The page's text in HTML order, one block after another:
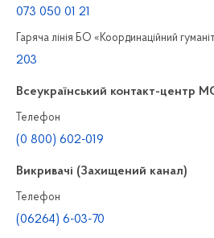
073 050 01 21
Гаряча лінія БО «Координаційний
203
Всеукраїнський контакт-центр
Телефон
(0 800) 602-019
Викривачі (Захищений канал)
Телефон
(06264) 6-03-70